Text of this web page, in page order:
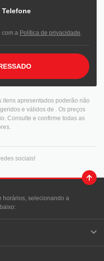
Telefone
com a Política de privacidade
itens apresentados poderão não
e válidos de
. Os preços
Consulte e confirme todas as
sociais!
horários, selecionando a